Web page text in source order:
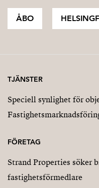
ÅBO
TJÄNSTER
Speciell synlighet för
FÖRETAG
Strand Properties söker
fastighetsförmedlare